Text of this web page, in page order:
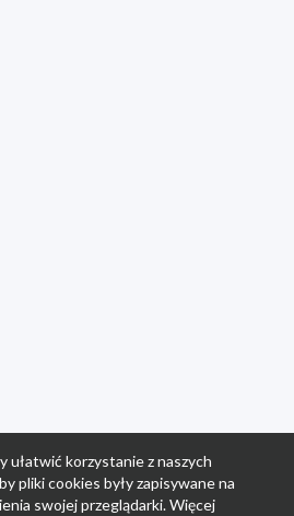
ułatwić korzystanie z naszych
pliki cookies były zapisywane na
swojej przeglądarki. Więcej